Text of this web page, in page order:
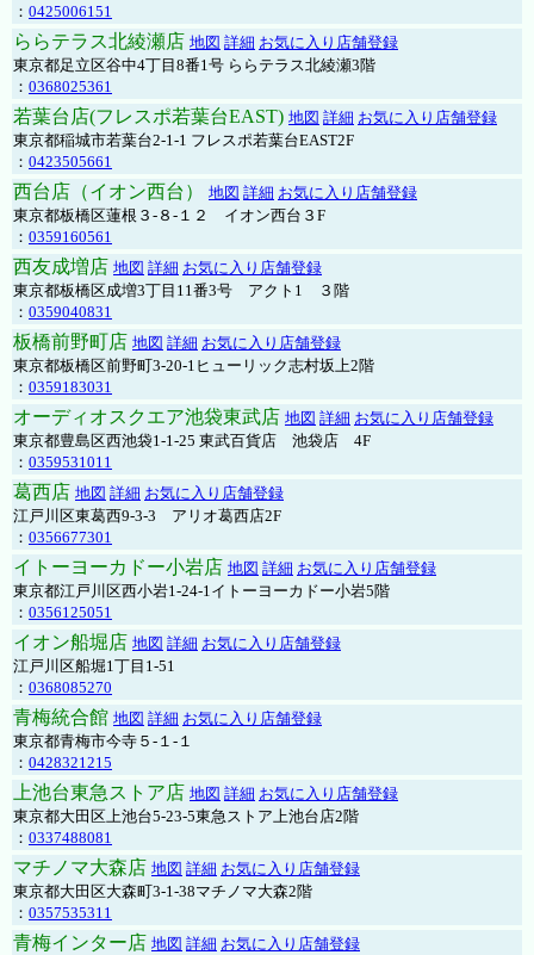
： 0425006151
ららテラス北綾瀬店 地図 詳細 お気に入り店舗登録
東京都足立区谷中4丁目8番1号 ららテラス北綾瀬3階
： 0368025361
若葉台店(フレスポ若葉台EAST) 地図 詳細 お気に入り店舗登録
東京都稲城市若葉台2-1-1 フレスポ若葉台EAST2F
： 0423505661
西台店（イオン西台） 地図 詳細 お気に入り店舗登録
東京都板橋区蓮根３-８-１２ イオン西台３F
： 0359160561
西友成増店 地図 詳細 お気に入り店舗登録
東京都板橋区成増3丁目11番3号 アクト1 ３階
： 0359040831
板橋前野町店 地図 詳細 お気に入り店舗登録
東京都板橋区前野町3-20-1ヒューリック志村坂上2階
： 0359183031
オーディオスクエア池袋東武店 地図 詳細 お気に入り店舗登録
東京都豊島区西池袋1-1-25 東武百貨店 池袋店 4F
： 0359531011
葛西店 地図 詳細 お気に入り店舗登録
江戸川区東葛西9-3-3 アリオ葛西店2F
： 0356677301
イトーヨーカドー小岩店 地図 詳細 お気に入り店舗登録
東京都江戸川区西小岩1-24-1イトーヨーカドー小岩5階
： 0356125051
イオン船堀店 地図 詳細 お気に入り店舗登録
江戸川区船堀1丁目1-51
： 0368085270
青梅統合館 地図 詳細 お気に入り店舗登録
東京都青梅市今寺５-１-１
： 0428321215
上池台東急ストア店 地図 詳細 お気に入り店舗登録
東京都大田区上池台5-23-5東急ストア上池台店2階
： 0337488081
マチノマ大森店 地図 詳細 お気に入り店舗登録
東京都大田区大森町3-1-38マチノマ大森2階
： 0357535311
青梅インター店 地図 詳細 お気に入り店舗登録